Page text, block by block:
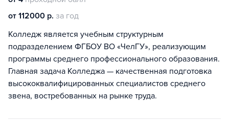
от 112000 р. за год
Колледж является учебным структурным
подразделением ФГБОУ ВО «ЧелГУ», реализующим
программы среднего профессионального образования.
Главная задача Колледжа — качественная подготовка
высококвалифицированных специалистов среднего
звена, востребованных на рынке труда.